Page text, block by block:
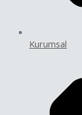
Kurumsal